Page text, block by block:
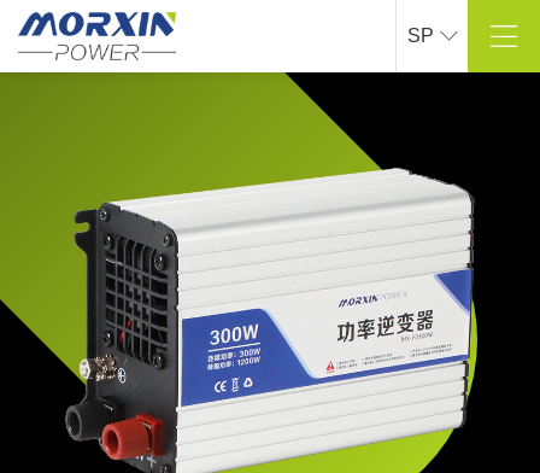
SP
> Ver más
Centro de productos
Inversor de onda sinusoidal pura
> Ver más
Solución
Industria al aire libre
Industria naval
Industria automotriz
> Ver más
Soporte técnico
Personalización de I + D
> Ver más
Centro de prensa
Dinámica de la empresa
Información de la industria
Contáctanos
Datos de contacto
Mensajes en línea